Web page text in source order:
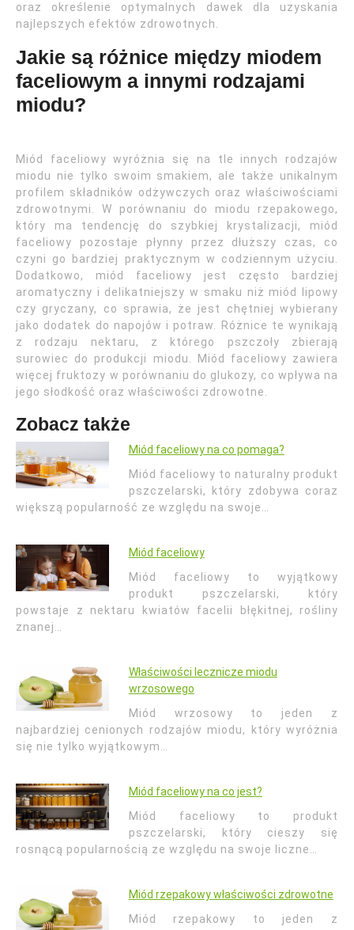
oraz określenie optymalnych dawek dla uzyskania
najlepszych efektów zdrowotnych.
Jakie są różnice między miodem
faceliowym a innymi rodzajami
miodu?
Miód faceliowy wyróżnia się na tle innych rodzajów
miodu nie tylko swoim smakiem, ale także unikalnym
profilem składników odżywczych oraz właściwościami
zdrowotnymi. W porównaniu do miodu rzepakowego,
który ma tendencję do szybkiej krystalizacji, miód
faceliowy pozostaje płynny przez dłuższy czas, co
czyni go bardziej praktycznym w codziennym użyciu.
Dodatkowo, miód faceliowy jest często bardziej
aromatyczny i delikatniejszy w smaku niż miód lipowy
czy gryczany, co sprawia, że jest chętniej wybierany
jako dodatek do napojów i potraw. Różnice te wynikają
z rodzaju nektaru, z którego pszczoły zbierają
surowiec do produkcji miodu. Miód faceliowy zawiera
więcej fruktozy w porównaniu do glukozy, co wpływa na
jego słodkość oraz właściwości zdrowotne.
Zobacz także
Miód faceliowy na co pomaga?
Miód faceliowy to naturalny produkt
pszczelarski, który zdobywa coraz
większą popularność ze względu na swoje…
Miód faceliowy
Miód faceliowy to wyjątkowy
produkt pszczelarski, który
powstaje z nektaru kwiatów facelii błękitnej, rośliny
znanej…
Właściwości lecznicze miodu
wrzosowego
Miód wrzosowy to jeden z
najbardziej cenionych rodzajów miodu, który wyróżnia
się nie tylko wyjątkowym…
Miód faceliowy na co jest?
Miód faceliowy to produkt
pszczelarski, który cieszy się
rosnącą popularnością ze względu na swoje liczne…
Miód rzepakowy właściwości zdrowotne
Miód rzepakowy to jeden z